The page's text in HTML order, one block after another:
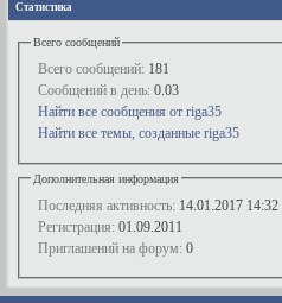
Статистика
Всего сообщений
Всего сообщений: 181
Сообщений в день: 0.03
Найти все сообщения от riga35
Найти все темы, созданные riga35
Дополнительная информация
Последняя активность: 14.01.2017 14:32
Регистрация: 01.09.2011
Приглашений на форум: 0